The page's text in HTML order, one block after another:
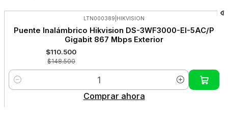
-26%
OFF
LTN000389 HIKVISION
Puente Inalámbrico Hikvision DS-3WF3000-EI-5AC/P
Gigabit 867 Mbps Exterior
$110.500
$148.500
Cantidad
Comprar ahora